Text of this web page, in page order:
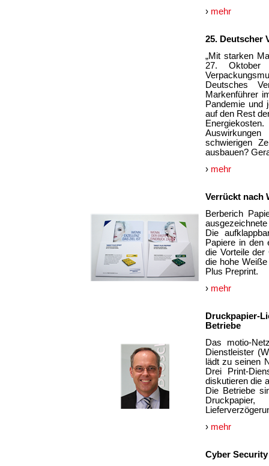
› mehr
25. Deutscher
„Mit starken
27. Oktober
Deutsches
Markenführer
Pandemie und
auf den Rest
schwierigen
ausbauen?
› mehr
Verrückt nach
Berberich
Die
Papiere in den
die Vorteile der
die hohe
Plus Preprint.
› mehr
Betriebe
Das motio-
Dienstleister
lädt zu seinen
Drei Print-
diskutieren die
Die Betriebe
› mehr
Cyber